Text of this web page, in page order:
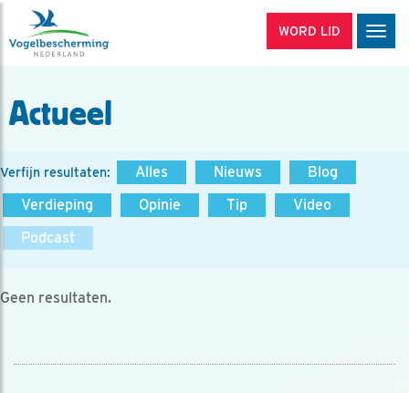
WORD LID
Actueel
Verfijn resultaten: Alles Nieuws
Blog
Verdieping
Opinie Tip
Video
Podcast
Geen resultaten.